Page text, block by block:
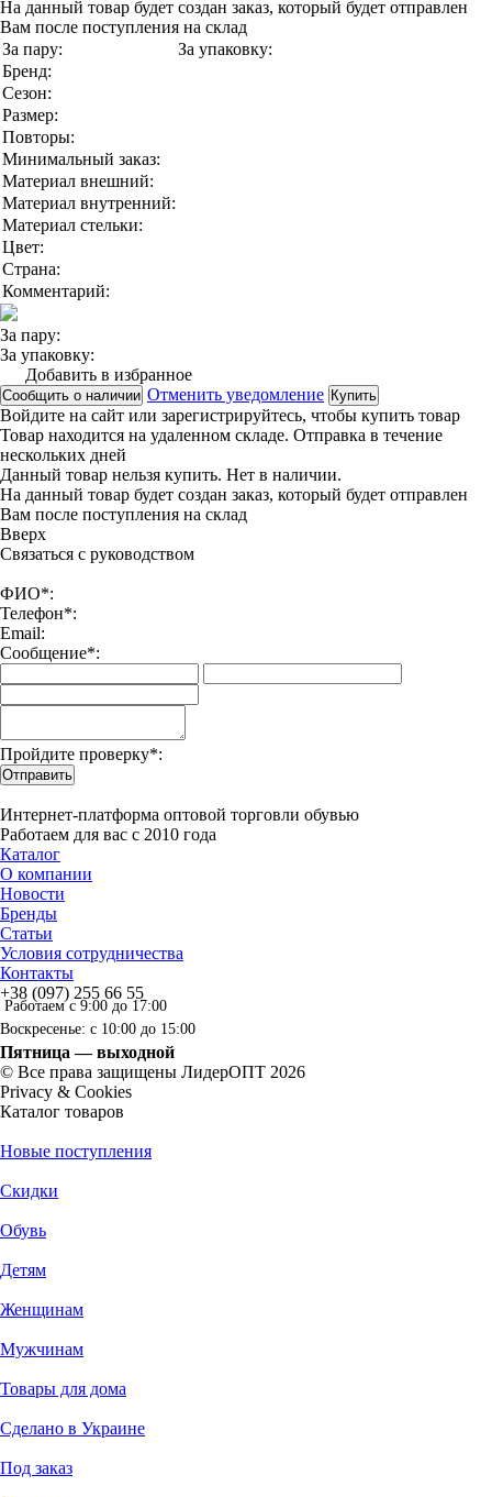
На данный товар будет создан заказ, который будет отправлен
Вам после поступления на склад
За пару:
За упаковку:
Бренд:
Сезон:
Размер:
Повторы:
Минимальный заказ:
Материал внешний:
Материал внутренний:
Материал стельки:
Цвет:
Страна:
Комментарий:
За пару:
За упаковку:
Добавить в избранное
Сообщить о наличии Отменить уведомление Купить
Войдите на сайт или зарегистрируйтесь, чтобы купить товар
Товар находится на удаленном складе. Отправка в течение
нескольких дней
Данный товар нельзя купить. Нет в наличии.
На данный товар будет создан заказ, который будет отправлен
Вам после поступления на склад
Вверx
Связаться с руководством
ФИО*:
Телефон*:
Email:
Сообщение*:
Пройдите проверку*:
Отправить
Интернет-платформа оптовой торговли обувью
Работаем для вас с 2010 года
Каталог
О компании
Новости
Бренды
Статьи
Условия сотрудничества
Контакты
+38 (097) 255 66 55
Работаем с 9:00 до 17:00
Воскресенье: с 10:00 до 15:00
Пятница — выходной
© Все права защищены ЛидерОПТ 2026
Privacy & Cookies
Каталог товаров
Новые поступления
Скидки
Обувь
Детям
Женщинам
Мужчинам
Товары для дома
Сделано в Украине
Под заказ